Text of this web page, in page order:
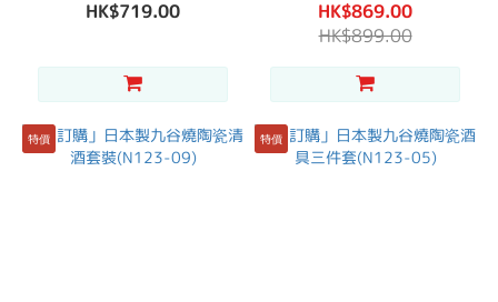
HK$719.00
HK$869.00
HK$899.00
特價 特價